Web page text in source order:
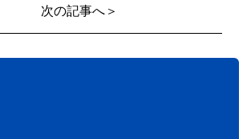
次の記事へ＞